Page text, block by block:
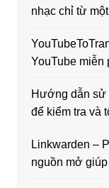
nhạc chỉ từ
YouTube miễn
Hướng dẫn sử
để kiểm tra và
Linkwarden –
nguồn mở